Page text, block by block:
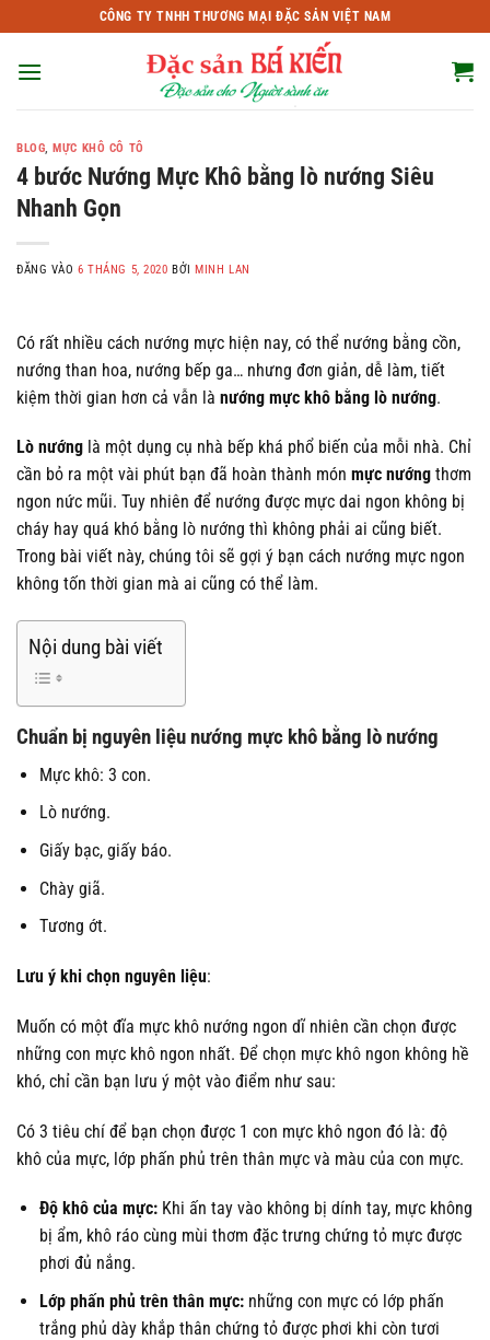
qua
nội
CÔNG TY TNHH THƯƠNG MẠI ĐẶC SẢN VIỆT NAM
BLOG,MỰC KHÔ CÔ TÔ
4 bước Nướng Mực Khô bằng lò nướng Siêu
Nhanh Gọn
ĐĂNG VÀO6 THÁNG 5, 2020 BỞIMINH LAN
Có rất nhiều cách nướng mực hiện nay, có thể nướng bằng cồn,
nướng than hoa, nướng bếp ga… nhưng đơn giản, dễ làm, tiết
kiệm thời gian hơn cả vẫn là nướng mực khô bằng lò nướng.
Lò nướng là một dụng cụ nhà bếp khá phổ biến của mỗi nhà. Chỉ
cần bỏ ra một vài phút bạn đã hoàn thành món mực nướng thơm
ngon nức mũi. Tuy nhiên để nướng được mực dai ngon không bị
cháy hay quá khó bằng lò nướng thì không phải ai cũng biết.
Trong bài viết này, chúng tôi sẽ gợi ý bạn cách nướng mực ngon
không tốn thời gian mà ai cũng có thể làm.
Nội dung bài viết
Chuẩn bị nguyên liệu nướng mực khô bằng lò nướng
Mực khô: 3 con.
Lò nướng.
Giấy bạc, giấy báo.
Chày giã.
Tương ớt.
Lưu ý khi chọn nguyên liệu:
Muốn có một đĩa mực khô nướng ngon dĩ nhiên cần chọn được
những con mực khô ngon nhất. Để chọn mực khô ngon không hề
khó, chỉ cần bạn lưu ý một vào điểm như sau:
Có 3 tiêu chí để bạn chọn được 1 con mực khô ngon đó là: độ
khô của mực, lớp phấn phủ trên thân mực và màu của con mực.
Độ khô của mực: Khi ấn tay vào không bị dính tay, mực không
bị ẩm, khô ráo cùng mùi thơm đặc trưng chứng tỏ mực được
phơi đủ nắng.
Lớp phấn phủ trên thân mực:những con mực có lớp phấn
trắng phủ dày khắp thân chứng tỏ được phơi khi còn tươi